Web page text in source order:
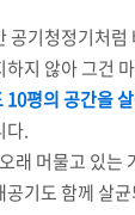
공기청정기처
지 않아 그건
평의 공간을
다.
래 머물고 있는
기도 함께 살